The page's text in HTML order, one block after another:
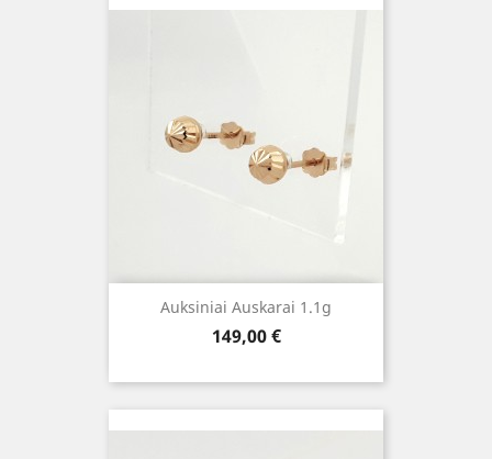
Auksiniai Auskarai 1.1g
Kaina
149,00 €